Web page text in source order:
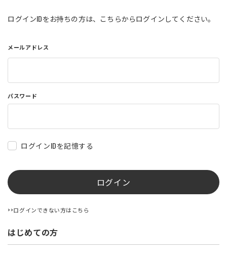
店舗を探す
コーポレートサイト
利用規約
商品レビュー利用規約
プライバシーポリシー
ログインIDをお持ちの方は、こちらからログインしてください。
メールアドレス
パスワード
ログインIDを記憶する
ログイン
>>ログインできない方はこちら
はじめての方